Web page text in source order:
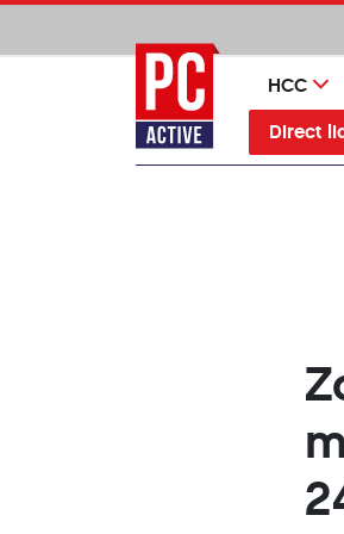
direct
naar
inhoud
HCC
Direct